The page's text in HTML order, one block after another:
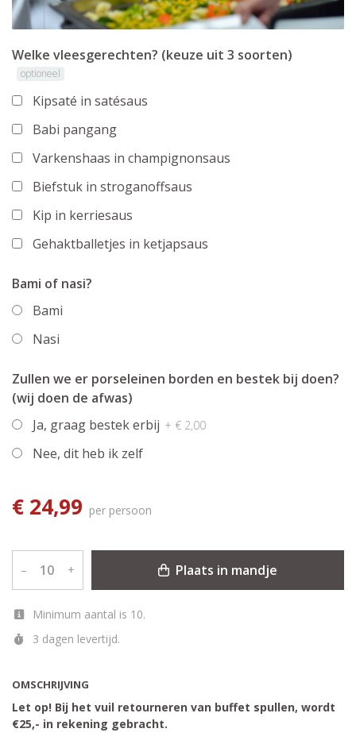
OMSCHRIJVING
Let op! Bij het vuil retourneren van buffet spullen, wordt
€25,- in rekening gebracht.
Welke vleesgerechten? (keuze uit 3 soorten)
optioneel
Kipsaté in satésaus
Babi pangang
Varkenshaas in champignonsaus
Biefstuk in stroganoffsaus
Kip in kerriesaus
Gehaktballetjes in ketjapsaus
Bami of nasi?
Bami
Nasi
Zullen we er porseleinen borden en bestek bij doen?
(wij doen de afwas)
Ja, graag bestek erbij + € 2,00
Nee, dit heb ik zelf
€ 24,99 per persoon
– + Plaats in mandje
Minimum aantal is 10.
3 dagen levertijd.